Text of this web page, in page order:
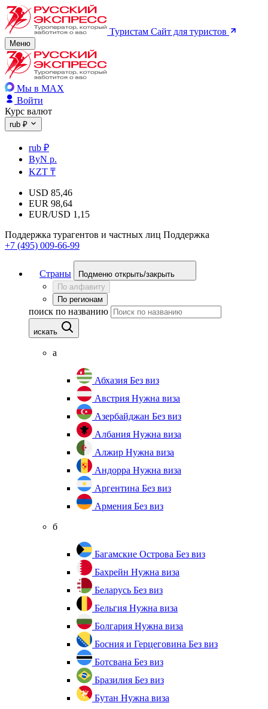
Туристам Сайт для туристов
Меню
Мы в MAX
Войти
Курс валют
rub ₽
rub ₽
ByN р.
KZT ₸
USD 85,46
EUR 98,64
EUR/USD 1,15
Поддержка турагентов и частных лиц Поддержка
+7 (495) 009-66-99
Страны
Подменю открыть/закрыть
По алфавиту
По регионам
поиск по названию
искать
а
Абхазия Без виз
Австрия Нужна виза
Азербайджан Без виз
Албания Нужна виза
Алжир Нужна виза
Андорра Нужна виза
Аргентина Без виз
Армения Без виз
б
Багамские Острова Без виз
Бахрейн Нужна виза
Беларусь Без виз
Бельгия Нужна виза
Болгария Нужна виза
Босния и Герцеговина Без виз
Ботсвана Без виз
Бразилия Без виз
Бутан Нужна виза